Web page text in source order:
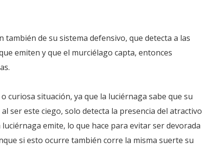
también de su sistema defensivo, que detecta a las
emiten y que el murciélago capta, entonces
curiosa situación, ya que la luciérnaga sabe que su
ser este ciego, solo detecta la presencia del atractivo
emite, lo que hace para evitar ser devorada
si esto ocurre también corre la misma suerte su